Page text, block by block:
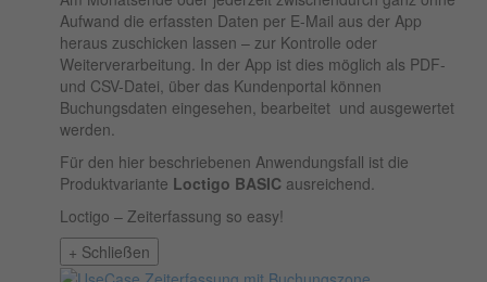
Aufwand die erfassten Daten per E-Mail aus der App
heraus zuschicken lassen – zur Kontrolle oder
Weiterverarbeitung. In der App ist dies möglich als PDF-
und CSV-Datei, über das Kundenportal können
Buchungsdaten eingesehen, bearbeitet und ausgewertet
werden.
Für den hier beschriebenen Anwendungsfall ist die
Produktvariante Loctigo BASIC ausreichend.
Loctigo – Zeiterfassung so easy!
+ Schließen